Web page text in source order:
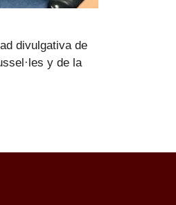
divulgativa de
y de la